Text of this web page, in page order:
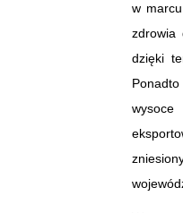
w
zdrowia
dzięki